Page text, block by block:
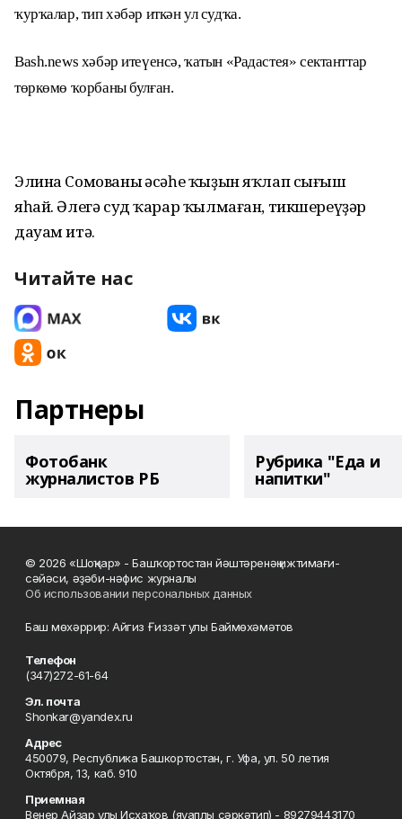
ҡурҡалар, тип хәбәр иткән ул судҡа.
Вash.news хәбәр итеүенсә, ҡатын «Радастея» сектанттар
төркөмө ҡорбаны булған.
Элина Сомованың әсәһе ҡыҙын яҡлап сығыш
яһай. Әлегә суд ҡарар ҡылмаған, тикшереүҙәр
дауам итә.
Читайте нас
Партнеры
Фотобанк
журналистов РБ
Рубрика "Еда и
напитки"
© 2026 «Шоңҡар» - Башҡортостан йәштәренәң ижтимағи-
сәйәси, әҙәби-нәфис журналы
Об использовании персональных данных
Баш мөхәррир: Айгиз Ғиззәт улы Баймөхәмәтов
Телефон
(347)272-61-64
Эл. почта
Shonkar@yandex.ru
Адрес
450079, Республика Башкортостан, г. Уфа, ул. 50 летия
Октября, 13, каб. 910
Приемная
Венер Айҙар улы Исхаҡов (яуаплы сәркәтип) - 89279443170